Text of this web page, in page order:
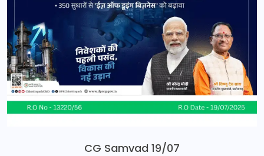
CG Samvad 19/07